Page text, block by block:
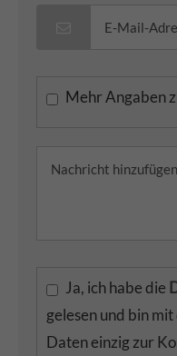
Mehr Angaben
Ja, ich habe die
gelesen und bin
Daten einzig zur